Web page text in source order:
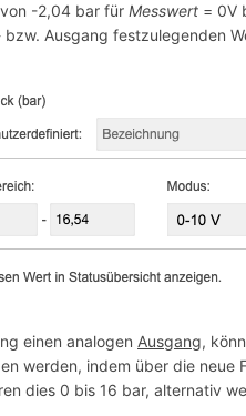
-2,04 bar für Messwert = 0V
Ausgang festzulegenden
einen analogen Ausgang,
werden, indem über die
dies 0 bis 16 bar, alternativ